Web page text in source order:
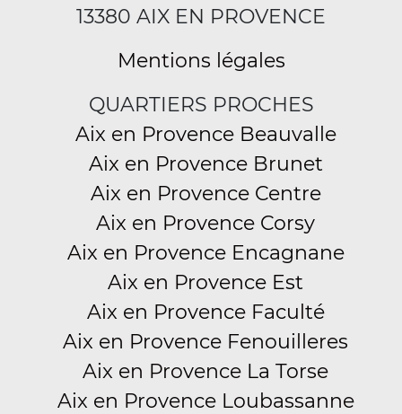
13380 AIX EN PROVENCE
Mentions légales
QUARTIERS PROCHES
Aix en Provence Beauvalle
Aix en Provence Brunet
Aix en Provence Centre
Aix en Provence Corsy
Aix en Provence Encagnane
Aix en Provence Est
Aix en Provence Faculté
Aix en Provence Fenouilleres
Aix en Provence La Torse
Aix en Provence Loubassanne